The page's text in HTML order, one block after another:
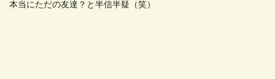
本当にただの友達？と半信半疑（笑）